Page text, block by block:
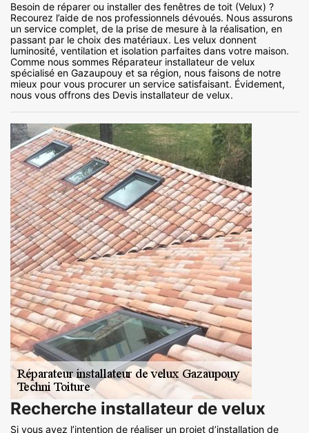
Besoin de réparer ou installer des fenêtres de toit (Velux) ?
Recourez l’aide de nos professionnels dévoués. Nous assurons
un service complet, de la prise de mesure à la réalisation, en
passant par le choix des matériaux. Les velux donnent
luminosité, ventilation et isolation parfaites dans votre maison.
Comme nous sommes Réparateur installateur de velux
spécialisé en Gazaupouy et sa région, nous faisons de notre
mieux pour vous procurer un service satisfaisant. Évidement,
nous vous offrons des Devis installateur de velux.
Recherche installateur de velux
Si vous avez l’intention de réaliser un projet d’installation de